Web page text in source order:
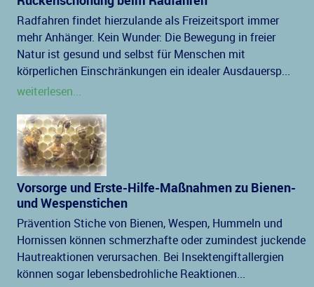
Radfahren findet hierzulande als Freizeitsport immer
mehr Anhänger. Kein Wunder: Die Bewegung in freier
Natur ist gesund und selbst für Menschen mit
körperlichen Einschränkungen ein idealer Ausdauersp...
weiterlesen...
Vorsorge und Erste-Hilfe-Maßnahmen zu Bienen-
und Wespenstichen
Prävention Stiche von Bienen, Wespen, Hummeln und
Hornissen können schmerzhafte oder zumindest juckende
Hautreaktionen verursachen. Bei Insektengiftallergien
können sogar lebensbedrohliche Reaktionen...